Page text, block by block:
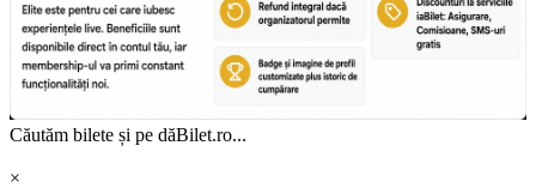
Căutăm bilete și pe dăBilet.ro...
×